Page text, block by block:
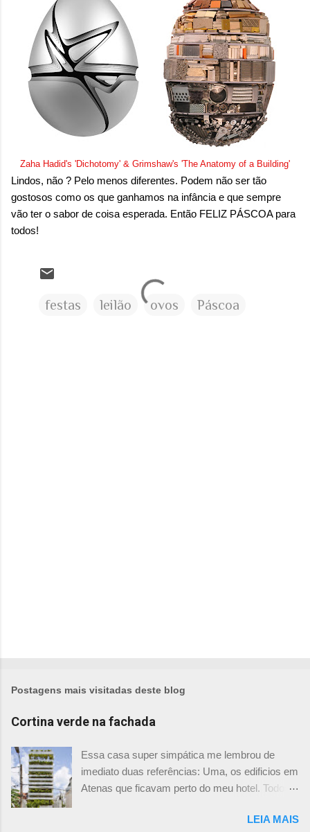
Zaha Hadid's 'Dichotomy' & Grimshaw's 'The Anatomy of a Building'
Lindos, não ? Pelo menos diferentes. Podem não ser tão
gostosos como os que ganhamos na infância e que sempre
vão ter o sabor de coisa esperada. Então FELIZ PÁSCOA para
todos!
festas leilão ovos Páscoa
Postagens mais visitadas deste blog
Cortina verde na fachada
Essa casa super simpática me lembrou de
imediato duas referências: Uma, os edificios em
Atenas que ficavam perto do meu hotel. Todos
ficassem tão simpáticos! Mas olhando com
LEIA MAIS